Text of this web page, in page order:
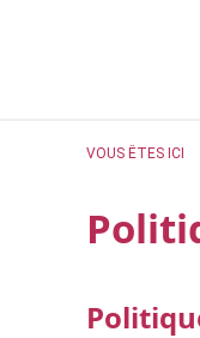
VOUS ÊTES ICI